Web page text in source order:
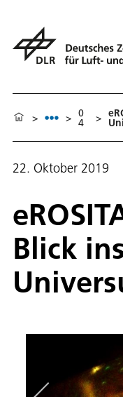
> > 0
4 >
22. Oktober 2019
Blick